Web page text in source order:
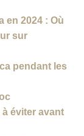
en 2024 : Où
sur
pendant les
éviter avant